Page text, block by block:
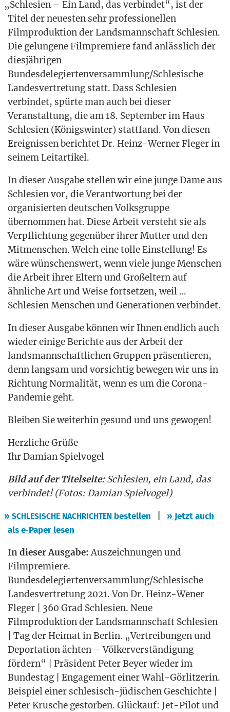
„Schle­si­en – Ein Land, das ver­bin­det“, ist der
Titel der neu­es­ten sehr pro­fes­sio­nel­len
Film­pro­duk­ti­on der Lands­mann­schaft Schle­si­en.
Die gelun­ge­ne Film­pre­mie­re fand anläss­lich der
dies­jäh­ri­gen
Bundesdelegiertenversammlung/Schlesische
Lan­des­ver­tre­tung statt. Dass Schle­si­en
ver­bin­det, spür­te man auch bei die­ser
Ver­an­stal­tung, die am 18. Sep­tem­ber im Haus
Schle­si­en (Königs­win­ter) statt­fand. Von die­sen
Ereig­nis­sen berich­tet Dr. Heinz-Wer­ner Fle­ger in
sei­nem Leitartikel.
In die­ser Aus­ga­be stel­len wir eine jun­ge Dame aus
Schle­si­en vor, die Ver­ant­wor­tung bei der
orga­ni­sier­ten deut­schen Volks­grup­pe
über­nom­men hat. Die­se Arbeit ver­steht sie als
Ver­pflich­tung gegen­über ihrer Mut­ter und den
Mit­men­schen. Welch eine tol­le Ein­stel­lung! Es
wäre wün­schens­wert, wenn vie­le jun­ge Men­schen
die Arbeit ihrer Eltern und Groß­el­tern auf
ähn­li­che Art und Wei­se fort­set­zen, weil …
Schle­si­en Men­schen und Gene­ra­tio­nen verbindet.
In die­ser Aus­ga­be kön­nen wir Ihnen end­lich auch
wie­der eini­ge Berich­te aus der Arbeit der
lands­mann­schaft­li­chen Grup­pen prä­sen­tie­ren,
denn lang­sam und vor­sich­tig bewe­gen wir uns in
Rich­tung Nor­ma­li­tät, wenn es um die Coro­na-
Pan­de­mie geht.
Blei­ben Sie wei­ter­hin gesund und uns gewogen!
Herz­li­che Grü­ße
Ihr Dami­an Spielvogel
Bild auf der Titel­sei­te:Schle­si­en, ein Land, das
ver­bin­det! (Fotos: Dami­an Spielvogel)
» SCHLESISCHE NACHRICHTEN bestel­len |» Jetzt auch
als e‑Paper lesen
In die­ser Aus­ga­be:Aus­zeich­nun­gen und
Film­pre­mie­re.
Bundesdelegiertenversammlung/Schlesische
Lan­des­ver­tre­tung 2021. Von Dr. Heinz-Wener
Fle­ger | 360 Grad Schle­si­en. Neue
Film­pro­duk­ti­on der Lands­mann­schaft Schle­si­en
| Tag der Hei­mat in Ber­lin. „Ver­trei­bun­gen und
Depor­ta­ti­on äch­ten – Völ­ker­ver­stän­di­gung
för­dern“ | Prä­si­dent Peter Bey­er wie­der im
Bun­des­tag | Enga­ge­ment einer Wahl-Gör­lit­ze­rin.
Bei­spiel einer schle­sisch-jüdi­schen Geschich­te |
Peter Kru­sche gestor­ben. Glück­auf: Jet-Pilot und